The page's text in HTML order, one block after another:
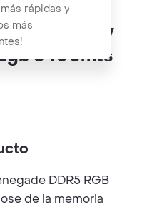
rápidas y
más
Fury
6400mts
DDR5 RGB
de la memoria